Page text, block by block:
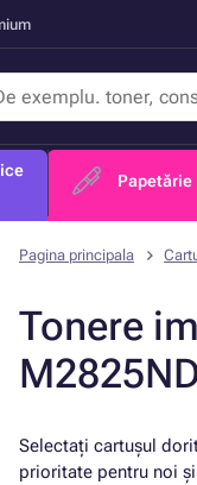
Papetărie
Pagina principala
Tonere
Selectați cartușul
prioritate pentru noi